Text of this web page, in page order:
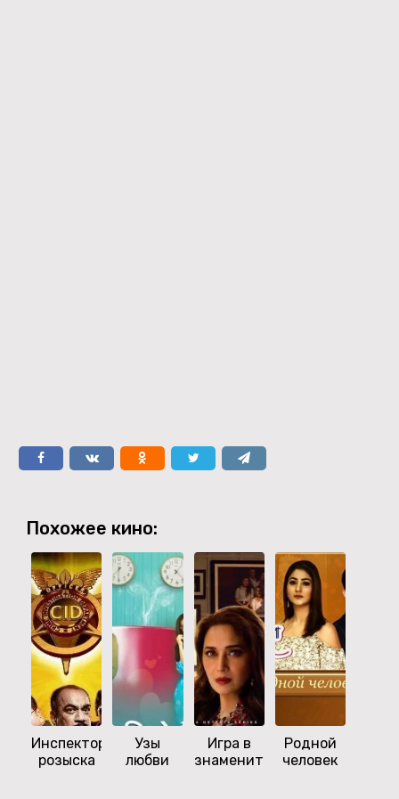
Похожее кино:
Инспектор
розыска
Узы
любви
Игра в
знаменитость
Родной
человек